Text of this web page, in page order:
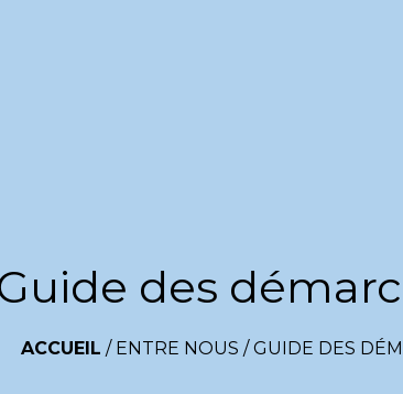
des
ACCUEIL / ENTRE NOUS /GUIDE DES